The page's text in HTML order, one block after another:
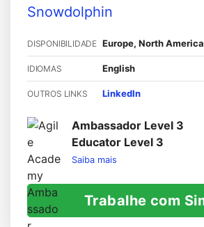
Snowdolphin
DISPONIBILIDADE Europe, North
IDIOMAS English
OUTROS LINKS LinkedIn
Ambassador Level 3
Educator Level 3
Saiba mais
Trabalhe com